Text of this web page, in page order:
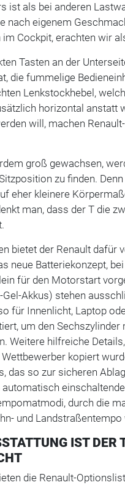
ist als bei anderen
nach eigenem
Cockpit, erachten wir
Tasten an der
die fummelige
Lenkstockhebel,
horizontal anstatt
will, machen
groß gewachsen,
zu finden.
eher kleinere
man, dass der T die
bietet der Renault dafür
neue Batteriekonzept,
für den Motorstart
Gel-Akkus) stehen
für Innenlicht, Laptop
um den
Weitere hilfreiche
kopiert
das so zur sicheren
durch die
und Landstraßentempo
IST DER
die Renault-